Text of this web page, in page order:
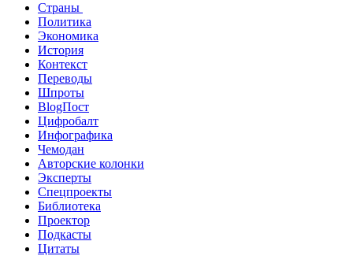
Страны
Политика
Экономика
История
Контекст
Переводы
Шпроты
BlogПост
Цифробалт
Инфографика
Чемодан
Авторские колонки
Эксперты
Спецпроекты
Библиотека
Проектор
Подкасты
Цитаты